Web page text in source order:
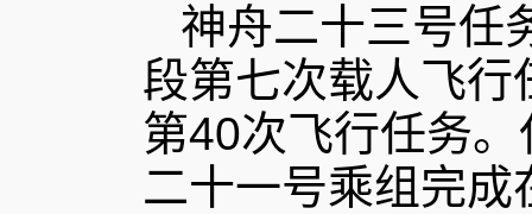
神舟二十三号任
段第七次载人飞行
第40次飞行任务
二十一号乘组完